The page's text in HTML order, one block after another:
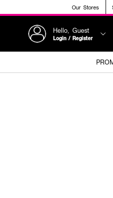
Our Stores
Hello, Guest
Login / Register